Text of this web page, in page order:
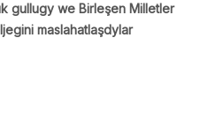
gullugy we Birleşen Milletler
maslahatlaşdylar